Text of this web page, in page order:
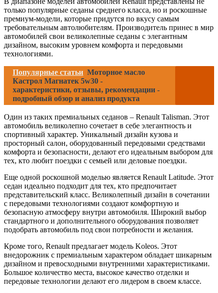
только популярные седаны среднего класса, но и роскошные
премиум-модели, которые придутся по вкусу самым
требовательным автолюбителям. Производитель принес в мир
автомобилей свои великолепные седаны с элегантным
дизайном, высоким уровнем комфорта и передовыми
технологиями.
Популярные статьи Моторное масло
Кастрол Магнатек 5w30 -
характеристики, отзывы, рекомендации -
подробный обзор и анализ продукта
Один из таких премиальных седанов – Renault Talisman. Этот
автомобиль великолепно сочетает в себе элегантность и
спортивный характер. Уникальный дизайн кузова и
просторный салон, оборудованный передовыми средствами
комфорта и безопасности, делают его идеальным выбором для
тех, кто любит поездки с семьей или деловые поездки.
Еще одной роскошной моделью является Renault Latitude. Этот
седан идеально подходит для тех, кто предпочитает
представительский класс. Великолепный дизайн в сочетании
с передовыми технологиями создают комфортную и
безопасную атмосферу внутри автомобиля. Широкий выбор
стандартного и дополнительного оборудования позволяет
подобрать автомобиль под свои потребности и желания.
Кроме того, Renault предлагает модель Koleos. Этот
внедорожник с премиальным характером обладает шикарным
дизайном и превосходными внутренними характеристиками.
Большое количество места, высокое качество отделки и
передовые технологии делают его лидером в своем классе.